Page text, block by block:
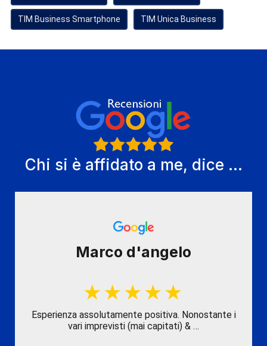
TIM Business Smartphone TIM Unica Business
Chi si è affidato a me, dice ...
Marco d'angelo
Esperienza assolutamente positiva. Nonostante i
vari imprevisti (mai capitati) & …